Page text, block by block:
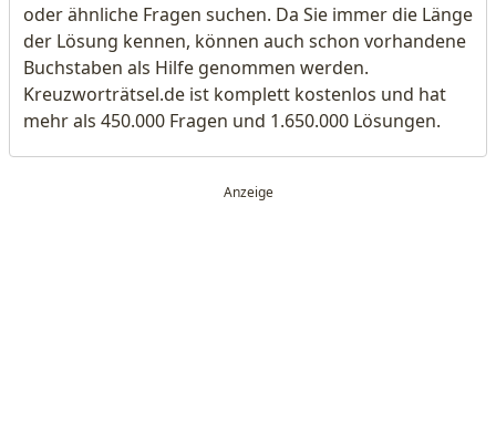
oder ähnliche Fragen suchen. Da Sie immer die Länge
der Lösung kennen, können auch schon vorhandene
Buchstaben als Hilfe genommen werden.
Kreuzworträtsel.de ist komplett kostenlos und hat
mehr als 450.000 Fragen und 1.650.000 Lösungen.